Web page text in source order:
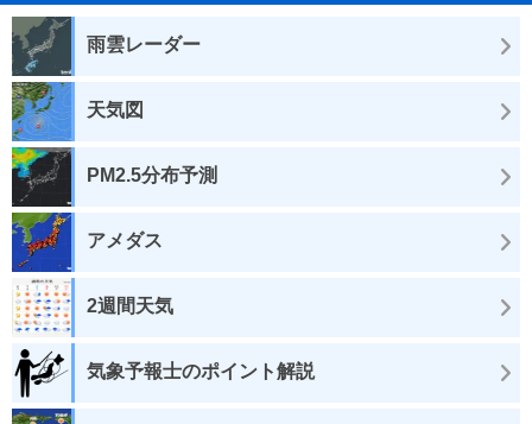
雨雲レーダー
天気図
PM2.5分布予測
アメダス
2週間天気
気象予報士のポイント解説